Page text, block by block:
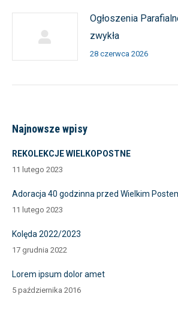
Ogłoszenia
zwykła
28 czerwca 2026
Najnowsze wpisy
REKOLEKCJE WIELKOPOSTNE
11 lutego 2023
Adoracja 40 godzinna przed Wielkim
11 lutego 2023
Kolęda 2022/2023
17 grudnia 2022
Lorem ipsum dolor amet
5 października 2016